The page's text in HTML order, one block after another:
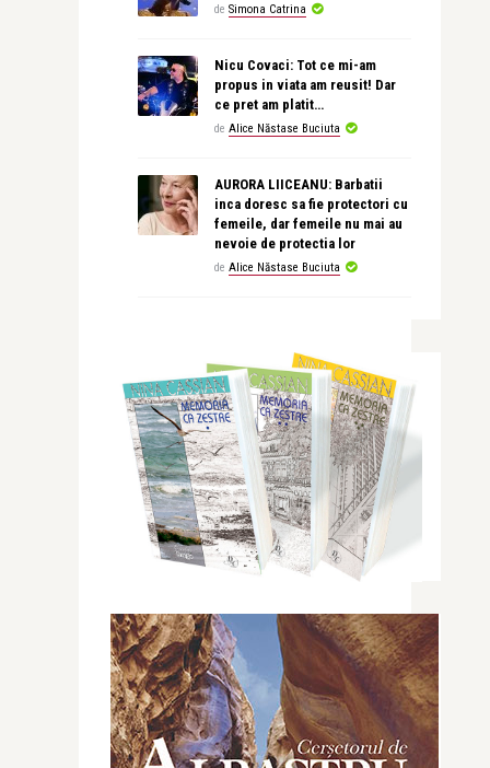
de Simona Catrina
Nicu Covaci: Tot ce mi-am
propus in viata am reusit! Dar
ce pret am platit…
de Alice Năstase Buciuta
AURORA LIICEANU: Barbatii
inca doresc sa fie protectori cu
femeile, dar femeile nu mai au
nevoie de protectia lor
de Alice Năstase Buciuta